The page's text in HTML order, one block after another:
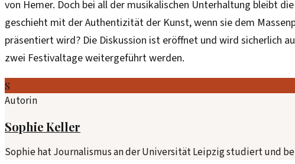
von Hemer. Doch bei all der musikalischen Unterhaltung bleibt die
geschieht mit der Authentizität der Kunst, wenn sie dem
präsentiert wird? Die Diskussion ist eröffnet und wird sicherlich
zwei Festivaltage weitergeführt werden.
S
Autorin
Sophie Keller
Sophie hat Journalismus an der Universität Leipzig studiert und